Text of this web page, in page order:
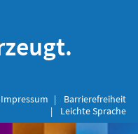
Impressum
Barrierefreiheit
Leichte Sprache